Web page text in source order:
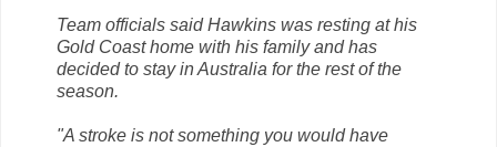
Team officials said Hawkins was resting at his
Gold Coast home with his family and has
decided to stay in Australia for the rest of the
season.
"A stroke is not something you would have